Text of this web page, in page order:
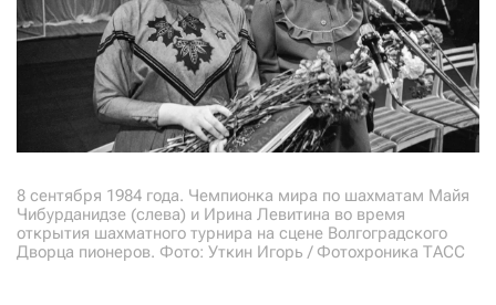
8 сентября 1984 года. Чемпионка мира по шахматам Майя
Чибурданидзе (слева) и Ирина Левитина во время
открытия шахматного турнира на сцене Волгоградского
Дворца пионеров. Фото: Уткин Игорь / Фотохроника ТАСС